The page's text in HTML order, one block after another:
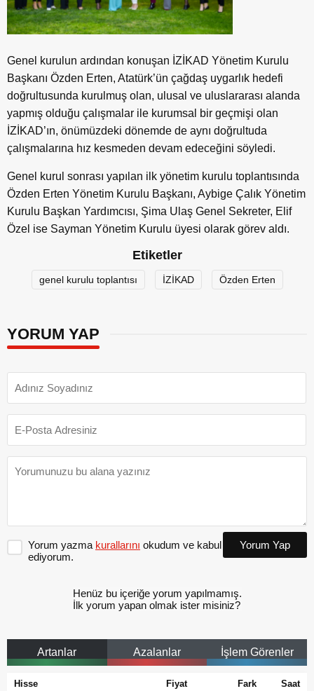
Genel kurulun ardından konuşan İZİKAD Yönetim Kurulu
Başkanı Özden Erten, Atatürk’ün çağdaş uygarlık hedefi
doğrultusunda kurulmuş olan, ulusal ve uluslararası alanda
yapmış olduğu çalışmalar ile kurumsal bir geçmişi olan
İZİKAD’ın, önümüzdeki dönemde de aynı doğrultuda
çalışmalarına hız kesmeden devam edeceğini söyledi.
Genel kurul sonrası yapılan ilk yönetim kurulu toplantısında
Özden Erten Yönetim Kurulu Başkanı, Aybige Çalık Yönetim
Kurulu Başkan Yardımcısı, Şima Ulaş Genel Sekreter, Elif
Özel ise Sayman Yönetim Kurulu üyesi olarak görev aldı.
Etiketler
genel kurulu toplantısı İZİKAD Özden Erten
YORUM YAP
Yorum yazma kurallarını okudum ve kabul
ediyorum.
Yorum Yap
Henüz bu içeriğe yorum yapılmamış.
İlk yorum yapan olmak ister misiniz?
Artanlar Azalanlar İşlem Görenler
Hisse Fiyat Fark Saat